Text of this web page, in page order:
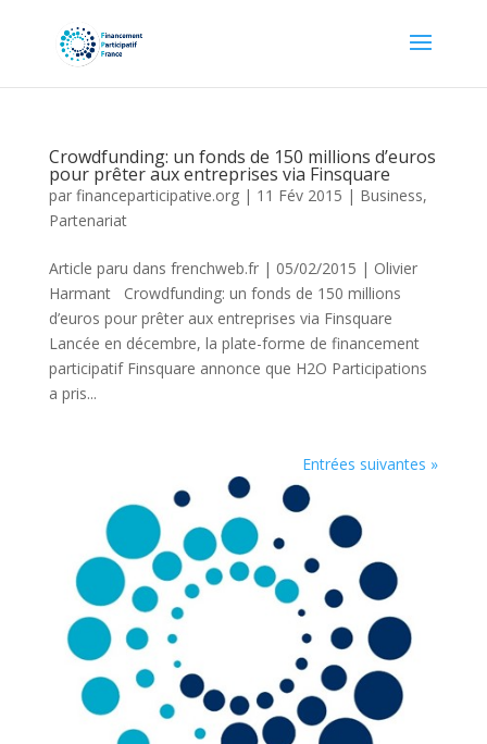
Crowdfunding: un fonds de 150 millions d’euros
pour prêter aux entreprises via Finsquare
par financeparticipative.org| 11 Fév 2015 | Business,
Partenariat
Article paru dans frenchweb.fr | 05/02/2015 | Olivier
Harmant Crowdfunding: un fonds de 150 millions
d’euros pour prêter aux entreprises via Finsquare
Lancée en décembre, la plate-forme de financement
participatif Finsquare annonce que H2O Participations
a pris...
Entrées suivantes »